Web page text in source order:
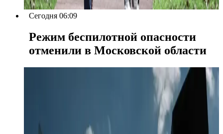
Сегодня 06:09
Режим беспилотной опасности
отменили в Московской области